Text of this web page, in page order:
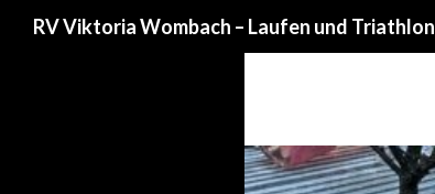
RV Viktoria Wombach – Laufen und Triathlon